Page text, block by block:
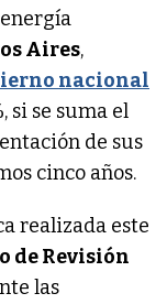
Aires,
nacional
si se suma el
de sus
cinco años.
realizada este
de Revisión
las